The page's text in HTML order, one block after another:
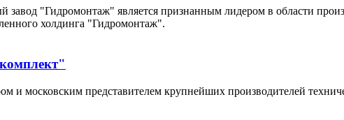
"Гидромонтаж" является признанным лидером в области
холдинга "Гидромонтаж".
и московским представителем крупнейших производителей